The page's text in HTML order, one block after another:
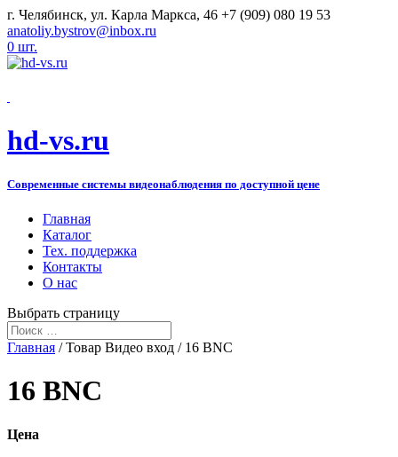
г. Челябинск, ул. Карла Маркса, 46 +7 (909) 080 19 53
anatoliy.bystrov@inbox.ru
0 шт.
hd-vs.ru
Современные системы видеонаблюдения по доступной цене
Главная
Каталог
Тех. поддержка
Контакты
О нас
Выбрать страницу
Главная / Товар Видео вход / 16 BNC
16 BNC
Цена